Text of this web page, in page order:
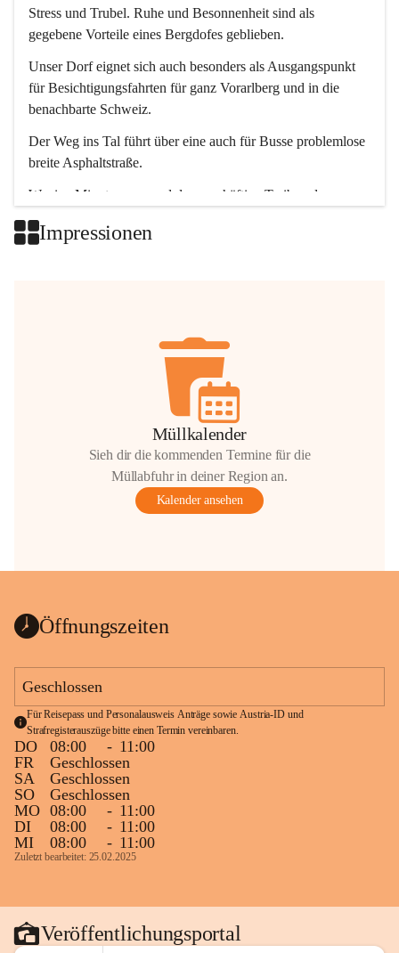
Stress und Trubel. Ruhe und Besonnenheit sind als
gegebene Vorteile eines Bergdofes geblieben.
Unser Dorf eignet sich auch besonders als Ausgangspunkt
für Besichtigungsfahrten für ganz Vorarlberg und in die
benachbarte Schweiz.
Der Weg ins Tal führt über eine auch für Busse problemlose
breite Asphaltstraße.
Wenige Minuten nur, und das geschäftige Treiben der
Impressionen
Müllkalender
Sieh dir die kommenden Termine für die
Müllabfuhr in deiner Region an.
Kalender ansehen
Öffnungszeiten
Geschlossen
Für Reisepass und Personalausweis Anträge sowie Austria-ID und
Strafregisterauszüge bitte einen Termin vereinbaren.
DO 08:00 - 11:00
FR
Geschlossen
SA
Geschlossen
SO
Geschlossen
MO 08:00 - 11:00
DI
08:00 - 11:00
MI
08:00 - 11:00
Zuletzt bearbeitet: 25.02.2025
Veröffentlichungsportal